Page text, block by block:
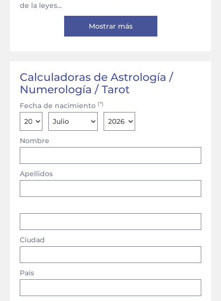
de la leyes...
Mostrar más
Calculadoras de Astrología /
Numerología / Tarot
Nombre
Apellidos
Fecha de nacimiento (*)
País
Ciudad